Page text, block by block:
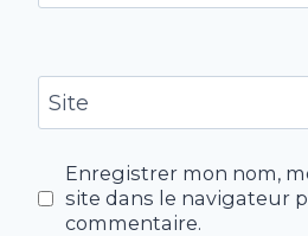
Site
Enregistrer mon nom,
site dans le navigateur
commentaire.